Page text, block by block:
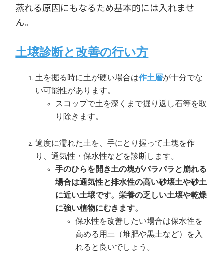
蒸れる原因にもなるため基本的には入れませ
ん。
土壌診断と改善の行い方
土を掘る時に土が硬い場合は作土層が十分でな
い可能性があります。
スコップで土を深くまで掘り返し石等を取
り除きます。
適度に濡れた土を、手にとり握って土塊を作
り、通気性・保水性などを診断します。
手のひらを開き土の塊がバラバラと崩れる
場合は通気性と排水性の高い砂壌土や砂土
に近い土壌です。栄養の乏しい土壌や乾燥
に強い植物にむきます。
保水性を改善したい場合は保水性を
高める用土（堆肥や黒土など）を入
れると良いでしょう。